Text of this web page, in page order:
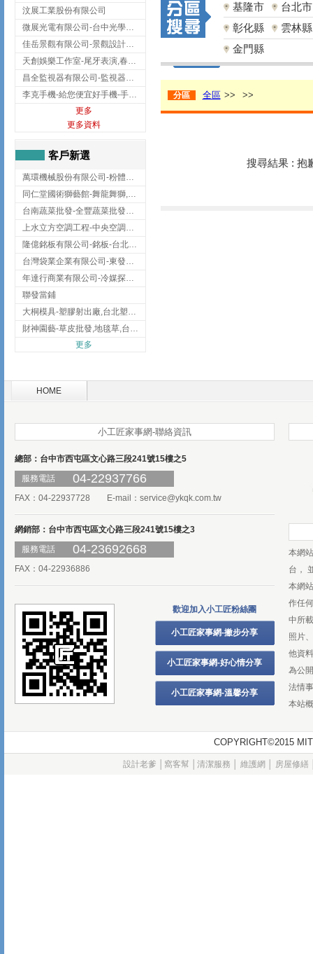
汶展工業股份有限公司
微展光電有限公司-台中光學鍍膜,optical filter taiwan,台灣光學鍍膜
佳岳景觀有限公司-景觀設計公司,台北景觀設計,台北景觀工程,中山區景觀設計
天創娛樂工作室-尾牙表演,春酒表演,板橋尾牙表演
昌全監視器有限公司-監視器安裝,高雄監視器安裝,鳳山區監視器安裝
李克手機-給您便宜好手機-手機收購,屏東手機收購
更多
更多資料
客戶新選
萬環機械股份有限公司-粉體塗裝設備,輸送機,輸送機設備,台南輸送機
同仁堂國術獅藝館-舞龍舞獅,台中舞龍舞獅
台南蔬菜批發-全豐蔬菜批發專送/台南蔬菜箱宅配到府
上水立方空調工程-中央空調規劃,台北中央空調規劃
隆億銘板有限公司-銘板-台北銘板-板橋銘板
台灣袋業企業有限公司-東發企業社/台中太空袋/太空包
年達行商業有限公司-冷媒探漏儀,壓力錶組,真空泵浦,台北冷凍空調材料
聯發當鋪
大桐模具-塑膠射出廠,台北塑膠射出廠
財神園藝-草皮批發,地毯草,台北草,彰化地毯草,彰化台北草
更多
基隆市
台北市
彰化縣
雲林縣
金門縣
分區 全區 >> >>
搜尋結果 : 抱
HOME
小工匠家事網-聯絡資訊
總部：台中市西屯區文心路三段241號15樓之5
服務電話
04-22937766
FAX：04-22937728 E-mail： service@ykqk.com.tw
網銷部：台中市西屯區文心路三段241號15樓之3
服務電話
04-23692668
FAX：04-22936886
歡迎加入小工匠粉絲團
小工匠家事網-撇步分享
小工匠家事網-好心情分享
小工匠家事網-溫馨分享
本網
台，
本網
作任
中所
照片
他資
為公
法情
本站
COPYRIGHT©2015
設計老爹 窩客幫 清潔服務 維護網 房屋修繕